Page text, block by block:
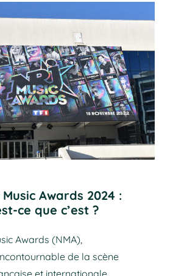
Music Awards 2024 :
ce que c’est ?
Awards (NMA),
de la scène
et internationale,